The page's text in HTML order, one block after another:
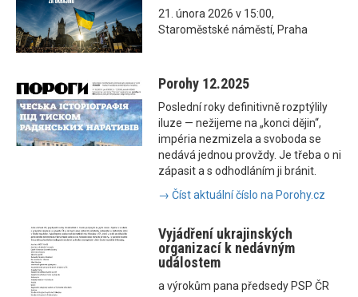
21. února 2026 v 15:00,
Staroměstské náměstí, Praha
Porohy 12.2025
Poslední roky definitivně rozptýlily
iluze — nežijeme na „konci dějin“,
impéria nezmizela a svoboda se
nedává jednou provždy. Je třeba o ni
zápasit a s odhodláním ji bránit.
→ Číst aktuální číslo na Porohy.cz
Vyjádření ukrajinských
organizací k nedávným
událostem
a výrokům pana předsedy PSP ČR